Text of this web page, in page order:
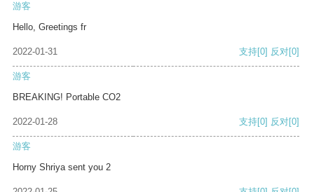
游客
Hello, Greetings fr
2022-01-31 支持[0] 反对[0]
游客
BREAKING! Portable CO2
2022-01-28 支持[0] 反对[0]
游客
Horny Shriya sent you 2